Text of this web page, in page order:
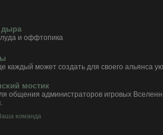
дыра
и оффтопика
каждый может создать для своего альянса
мостик
общения администраторов игровых
команда